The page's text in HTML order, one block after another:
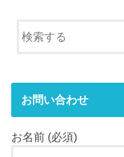
お問い合わせ
お名前 (必須)